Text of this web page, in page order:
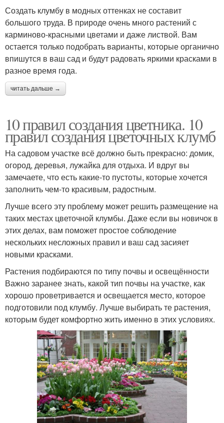
Создать клумбу в модных оттенках не составит
большого труда. В природе очень много растений с
карминово-красными цветами и даже листвой. Вам
остается только подобрать варианты, которые органично
впишутся в ваш сад и будут радовать яркими красками в
разное время года.
читать дальше →
10 правил создания цветника. 10
правил создания цветочных клумб
На садовом участке всё должно быть прекрасно: домик,
огород, деревья, лужайка для отдыха. И вдруг вы
замечаете, что есть какие-то пустоты, которые хочется
заполнить чем-то красивым, радостным.
Лучше всего эту проблему может решить размещение на
таких местах цветочной клумбы. Даже если вы новичок в
этих делах, вам поможет простое соблюдение
нескольких несложных правил и ваш сад засияет
новыми красками.
Растения подбираются по типу почвы и освещённости
Важно заранее знать, какой тип почвы на участке, как
хорошо проветривается и освещается место, которое
подготовили под клумбу. Лучше выбирать те растения,
которым будет комфортно жить именно в этих условиях.